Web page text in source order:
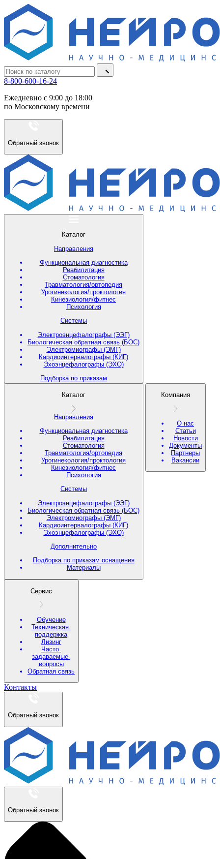
8-800-600-16-24
Ежедневно с 9:00 до 18:00
по Московскому времени
Обратный звонок
Каталог
Направления
Функциональная диагностика
Реабилитация
Стоматология
Травматология/ортопедия
Урогинекология/проктология
Кинезиология/фитнес
Психология
Системы
Электроэнцефалографы (ЭЭГ)
Биологическая обратная связь (БОС)
Электромиографы (ЭМГ)
Кардиоинтервалографы (КИГ)
Эхоэнцефалографы (ЭХО)
Подборка по приказам
Каталог
Направления
Функциональная диагностика
Реабилитация
Стоматология
Травматология/ортопедия
Урогинекология/проктология
Кинезиология/фитнес
Психология
Системы
Электроэнцефалографы (ЭЭГ)
Биологическая обратная связь (БОС)
Электромиографы (ЭМГ)
Кардиоинтервалографы (КИГ)
Эхоэнцефалографы (ЭХО)
Дополнительно
Подборка по приказам оснащения
Материалы
Компания
О нас
Статьи
Новости
Документы
Партнеры
Вакансии
Сервис
Обучение
Техническая
поддержка
Лизинг
Часто
задаваемые
вопросы
Обратная связь
Контакты
Обратный звонок
Обратный звонок